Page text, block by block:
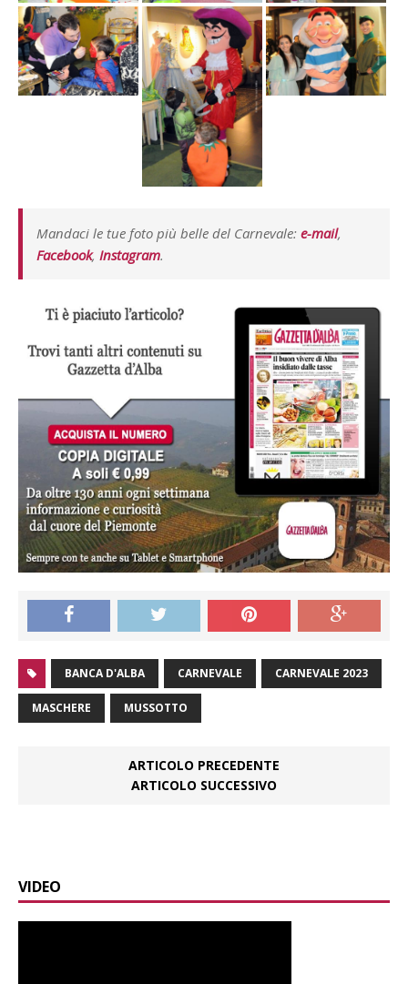
Mandaci le tue foto più belle del Carnevale: e-mail,
Facebook, Instagram.
BANCA D'ALBA CARNEVALE CARNEVALE 2023
MASCHERE MUSSOTTO
ARTICOLO PRECEDENTE
ARTICOLO SUCCESSIVO
VIDEO